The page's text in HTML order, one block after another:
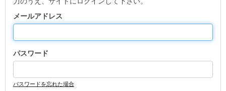
メールアドレス
パスワード
パスワードを忘れた場合